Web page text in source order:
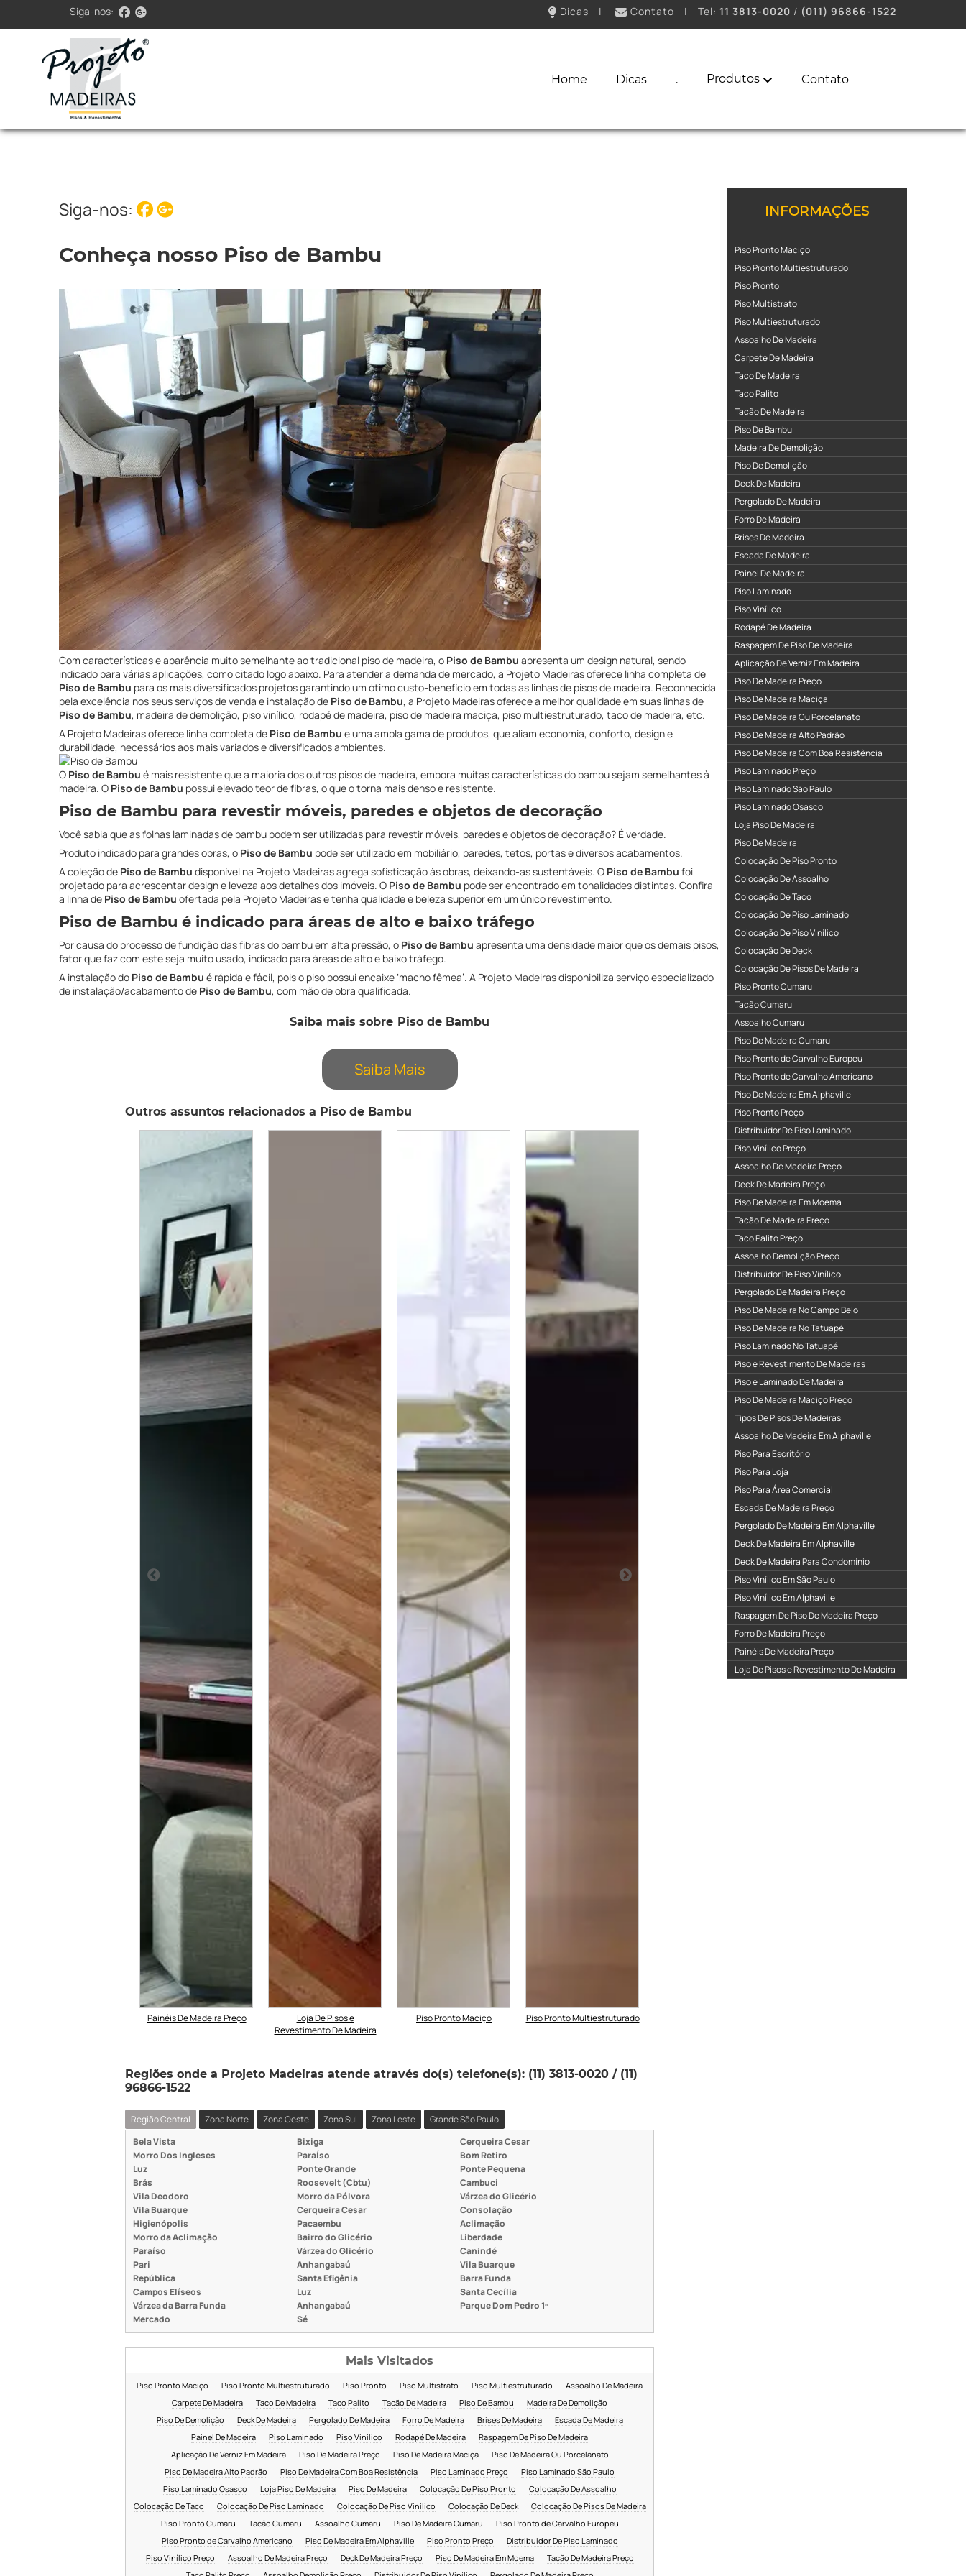
Dicas | Contato | Tel: 11 3813-0020 / (011) 96866-1522
Siga-nos:
Home Dicas . Produtos Contato
Siga-nos:
Conheça nosso Piso de Bambu
Com características e aparência muito semelhante ao tradicional piso de madeira, o Piso de Bambu apresenta um design natural, sendo
indicado para várias aplicações, como citado logo abaixo. Para atender a demanda de mercado, a Projeto Madeiras oferece linha completa de
Piso de Bambu para os mais diversificados projetos garantindo um ótimo custo-benefício em todas as linhas de pisos de madeira. Reconhecida
pela excelência nos seus serviços de venda e instalação de Piso de Bambu, a Projeto Madeiras oferece a melhor qualidade em suas linhas de
Piso de Bambu, madeira de demolição, piso vinílico, rodapé de madeira, piso de madeira maciça, piso multiestruturado, taco de madeira, etc.
A Projeto Madeiras oferece linha completa de Piso de Bambu e uma ampla gama de produtos, que aliam economia, conforto, design e
durabilidade, necessários aos mais variados e diversificados ambientes.
O Piso de Bambu é mais resistente que a maioria dos outros pisos de madeira, embora muitas características do bambu sejam semelhantes à
madeira. O Piso de Bambu possui elevado teor de fibras, o que o torna mais denso e resistente.
Piso de Bambu para revestir móveis, paredes e objetos de decoração
Você sabia que as folhas laminadas de bambu podem ser utilizadas para revestir móveis, paredes e objetos de decoração? É verdade.
Produto indicado para grandes obras, o Piso de Bambu pode ser utilizado em mobiliário, paredes, tetos, portas e diversos acabamentos.
A coleção de Piso de Bambu disponível na Projeto Madeiras agrega sofisticação às obras, deixando-as sustentáveis. O Piso de Bambu foi
projetado para acrescentar design e leveza aos detalhes dos imóveis. O Piso de Bambu pode ser encontrado em tonalidades distintas. Confira
a linha de Piso de Bambu ofertada pela Projeto Madeiras e tenha qualidade e beleza superior em um único revestimento.
Piso de Bambu é indicado para áreas de alto e baixo tráfego
Por causa do processo de fundição das fibras do bambu em alta pressão, o Piso de Bambu apresenta uma densidade maior que os demais pisos,
fator que faz com este seja muito usado, indicado para áreas de alto e baixo tráfego.
A instalação do Piso de Bambu é rápida e fácil, pois o piso possui encaixe ‘macho fêmea’. A Projeto Madeiras disponibiliza serviço especializado
de instalação/acabamento de Piso de Bambu, com mão de obra qualificada.
Saiba mais sobre Piso de Bambu
Saiba Mais
Outros assuntos relacionados a Piso de Bambu
Painéis De Madeira Preço
Loja De Pisos e
Revestimento De Madeira
Piso Pronto Maciço Piso Pronto Multiestruturado
Regiões onde a Projeto Madeiras atende através do(s) telefone(s): (11) 3813-0020 / (11)
96866-1522
Região Central Zona Norte Zona Oeste Zona Sul Zona Leste
Grande São Paulo
Bela Vista
Bixiga
Cerqueira Cesar
Morro Dos Ingleses
ParaÍso
Bom Retiro
Luz
Ponte Grande
Ponte Pequena
Brás
Roosevelt (Cbtu)
Cambuci
Vila Deodoro
Morro da Pólvora
Várzea do Glicério
Vila Buarque
Cerqueira Cesar
Consolação
Higienópolis
Pacaembu
Aclimação
Morro da Aclimação
Bairro do Glicério
Liberdade
Paraíso
Várzea do Glicério
Canindé
Pari
Anhangabaú
Vila Buarque
República
Santa Efigênia
Barra Funda
Campos Elíseos
Luz
Santa Cecília
Várzea da Barra Funda
Anhangabaú
Parque Dom Pedro 1º
Mercado
Sé
Mais Visitados
Piso Pronto Maciço Piso Pronto Multiestruturado Piso Pronto Piso Multistrato Piso Multiestruturado
Assoalho De Madeira
Carpete De Madeira
Taco De Madeira Taco Palito Tacão De Madeira Piso De Bambu
Madeira De Demolição
Piso De Demolição
Deck De Madeira Pergolado De Madeira Forro De Madeira Brises De Madeira
Escada De Madeira
Painel De Madeira
Piso Laminado Piso Vinílico Rodapé De Madeira
Raspagem De Piso De Madeira
Aplicação De Verniz Em Madeira
Piso De Madeira Preço Piso De Madeira Maciça
Piso De Madeira Ou Porcelanato
Piso De Madeira Alto Padrão
Piso De Madeira Com Boa Resistência Piso Laminado Preço
Piso Laminado São Paulo
Piso Laminado Osasco
Loja Piso De Madeira Piso De Madeira Colocação De Piso Pronto
Colocação De Assoalho
Colocação De Taco
Colocação De Piso Laminado Colocação De Piso Vinílico Colocação De Deck
Colocação De Pisos De Madeira
Piso Pronto Cumaru
Tacão Cumaru Assoalho Cumaru Piso De Madeira Cumaru
Piso Pronto de Carvalho Europeu
Piso Pronto de Carvalho Americano
Piso De Madeira Em Alphaville Piso Pronto Preço
Distribuidor De Piso Laminado
Piso Vinílico Preço
Assoalho De Madeira Preço Deck De Madeira Preço Piso De Madeira Em Moema
Tacão De Madeira Preço
INFORMAÇÕES
Piso Pronto Maciço
Piso Pronto Multiestruturado
Piso Pronto
Piso Multistrato
Piso Multiestruturado
Assoalho De Madeira
Carpete De Madeira
Taco De Madeira
Taco Palito
Tacão De Madeira
Piso De Bambu
Madeira De Demolição
Piso De Demolição
Deck De Madeira
Pergolado De Madeira
Forro De Madeira
Brises De Madeira
Escada De Madeira
Painel De Madeira
Piso Laminado
Piso Vinílico
Rodapé De Madeira
Raspagem De Piso De Madeira
Aplicação De Verniz Em Madeira
Piso De Madeira Preço
Piso De Madeira Maciça
Piso De Madeira Ou Porcelanato
Piso De Madeira Alto Padrão
Piso De Madeira Com Boa Resistência
Piso Laminado Preço
Piso Laminado São Paulo
Piso Laminado Osasco
Loja Piso De Madeira
Piso De Madeira
Colocação De Piso Pronto
Colocação De Assoalho
Colocação De Taco
Colocação De Piso Laminado
Colocação De Piso Vinílico
Colocação De Deck
Colocação De Pisos De Madeira
Piso Pronto Cumaru
Tacão Cumaru
Assoalho Cumaru
Piso De Madeira Cumaru
Piso Pronto de Carvalho Europeu
Piso Pronto de Carvalho Americano
Piso De Madeira Em Alphaville
Piso Pronto Preço
Distribuidor De Piso Laminado
Piso Vinílico Preço
Assoalho De Madeira Preço
Deck De Madeira Preço
Piso De Madeira Em Moema
Tacão De Madeira Preço
Taco Palito Preço
Assoalho Demolição Preço
Distribuidor De Piso Vinílico
Pergolado De Madeira Preço
Piso De Madeira No Campo Belo
Piso De Madeira No Tatuapé
Piso Laminado No Tatuapé
Piso e Revestimento De Madeiras
Piso e Laminado De Madeira
Piso De Madeira Maciço Preço
Tipos De Pisos De Madeiras
Assoalho De Madeira Em Alphaville
Piso Para Escritório
Piso Para Loja
Piso Para Área Comercial
Escada De Madeira Preço
Pergolado De Madeira Em Alphaville
Deck De Madeira Em Alphaville
Deck De Madeira Para Condomínio
Piso Vinílico Em São Paulo
Piso Vinílico Em Alphaville
Raspagem De Piso De Madeira Preço
Forro De Madeira Preço
Painéis De Madeira Preço
Loja De Pisos e Revestimento De Madeira